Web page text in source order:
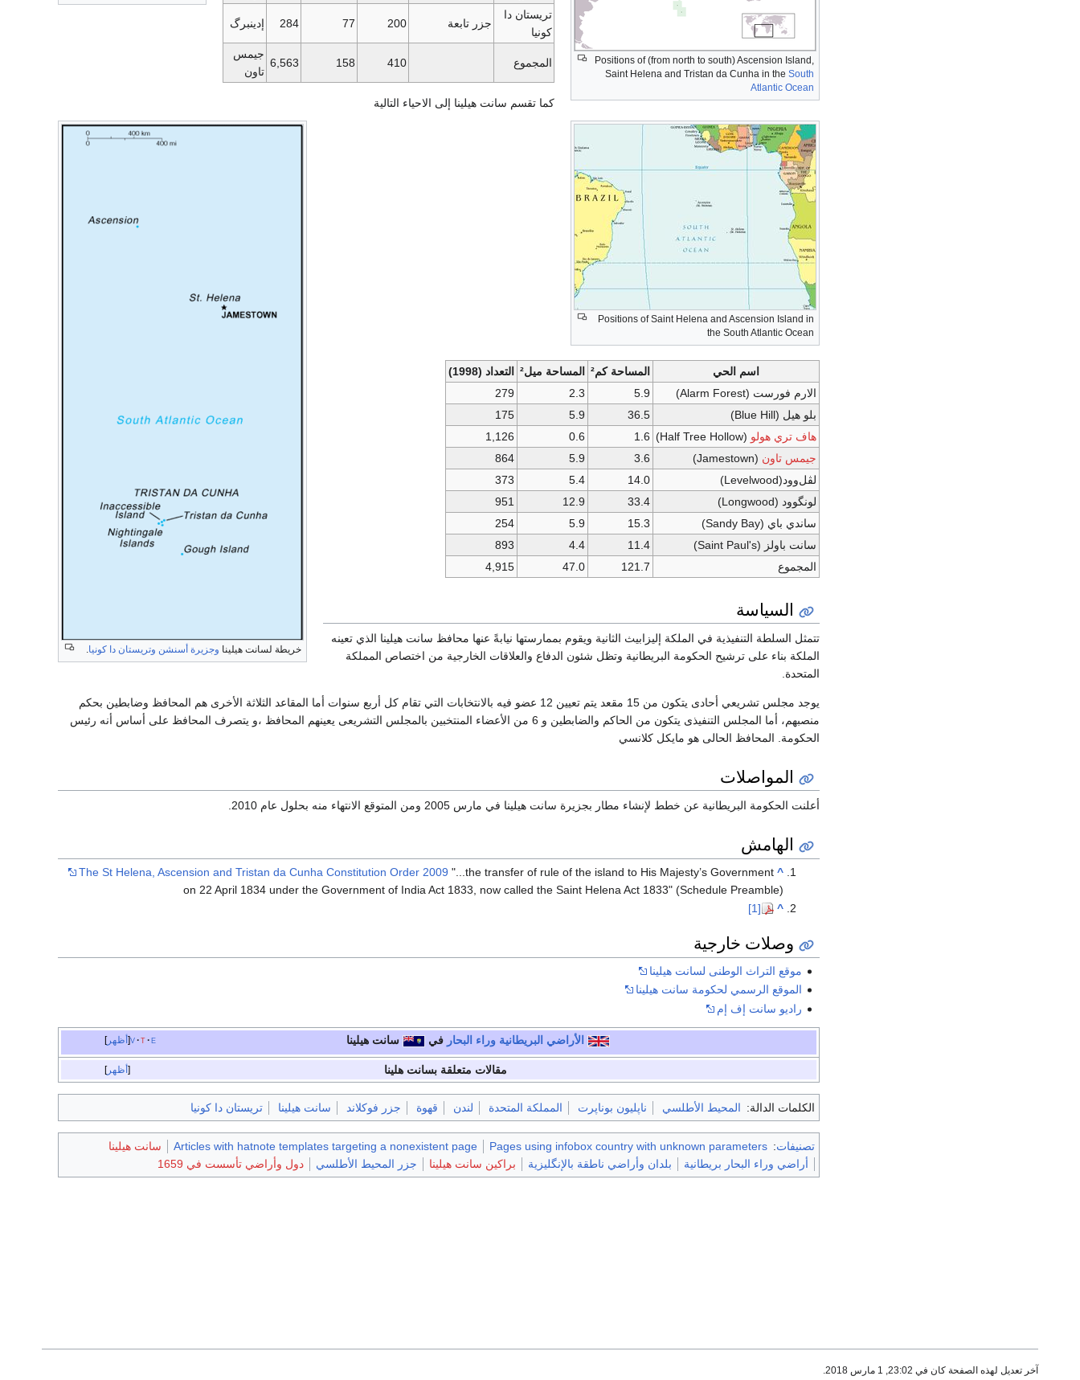
Positions of (from north to south) Ascension Island,
Saint Helena and Tristan da Cunha in the South
Atlantic Ocean
Positions of Saint Helena and Ascension Island in
the South Atlantic Ocean
خريطة لسانت هيلينا وجزيرة أسنشن وتريستان دا كونيا.
تريستان دا
كونيا
جزر تابعة 200
77
284 إدينبرگ
المجموع 410
158
6,563
جيمس
تاون
كما تقسم سانت هيلينا إلى الاحياء التالية
اسم الحي المساحة كم² المساحة ميل²
التعداد (1998)
الارم فورست (Alarm Forest)
5.9
2.3
279
بلو هيل (Blue Hill)
36.5
5.9
175
هاف تري هولو (Half Tree Hollow)
1.6
0.6
1,126
جيمس تاون (Jamestown)
3.6
5.9
864
لڤل‌وود(Levelwood)
14.0
5.4
373
لونگوود (Longwood)
33.4
12.9
951
ساندي باي (Sandy Bay)
15.3
5.9
254
سانت باولز (Saint Paul's)
11.4
4.4
893
المجموع
121.7
47.0
4,915
السياسة
تتمثل السلطة التنفيذية في الملكة إليزابيث الثانية ويقوم بممارستها نيابةً عنها محافظ سانت هيلينا الذي تعينه
الملكة بناء على ترشيح الحكومة البريطانية وتظل شئون الدفاع والعلاقات الخارجية من اختصاص المملكة
المتحدة.
يوجد مجلس تشريعي أحادى يتكون من 15 مقعد يتم تعيين 12 عضو فيه بالانتخابات التي تقام كل أربع سنوات أما المقاعد الثلاثة الأخرى هم المحافظ وضابطين بحكم
منصبهم، أما المجلس التنفيذى يتكون من الحاكم والضابطين و 6 من الأعضاء المنتخبين بالمجلس التشريعى يعينهم المحافظ ،و يتصرف المحافظ على أساس أنه رئيس
الحكومة. المحافظ الحالى هو مايكل كلانسي
المواصلات
أعلنت الحكومة البريطانية عن خطط لإنشاء مطار بجزيرة سانت هيلينا في مارس 2005 ومن المتوقع الانتهاء منه بحلول عام 2010.
الهامش
^
The St Helena, Ascension and Tristan da Cunha Constitution Order 2009 "...the transfer of rule of the island to His Majesty’s Government
on 22 April 1834 under the Government of India Act 1833, now called the Saint Helena Act 1833" (Schedule Preamble)
^
[1]
وصلات خارجية
موقع التراث الوطنى لسانت هيلينا
الموقع الرسمي لحكومة سانت هيلينا
راديو سانت إف إم
أظهر v t e الأراضي البريطانية وراء البحار في سانت هيلينا
أظهر مقالات متعلقة بسانت هلينا
الكلمات الدالة: المحيط الأطلسي ناپليون بوناپرت المملكة المتحدة لندن قهوة جزر فوكلاند سانت هيلينا تريستان دا كونيا
تصنيفات:
Pages using infobox country with unknown parameters
Articles with hatnote templates targeting a nonexistent page
سانت هيلينا
أراضي وراء البحار بريطانية
بلدان وأراضي ناطقة بالإنگليزية براكين سانت هيلينا جزر المحيط الأطلسي دول وأراضي تأسست في 1659
آخر تعديل لهذه الصفحة كان في 23:02, 1 مارس 2018.